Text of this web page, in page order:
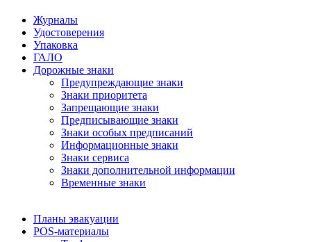
Журналы
Удостоверения
Упаковка
ГАЛО
Дорожные знаки
Предупреждающие знаки
Знаки приоритета
Запрещающие знаки
Предписывающие знаки
Знаки особых предписаний
Информационные знаки
Знаки сервиса
Знаки дополнительной информации
Временные знаки
Планы эвакуации
POS-материалы